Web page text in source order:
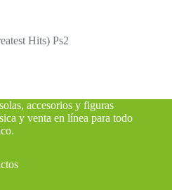
Hits) Ps2
accesorios y figuras
y venta en línea para todo
.